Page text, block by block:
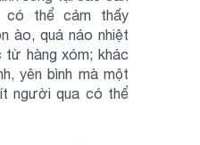
có thể cảm thấy
ào, quá náo nhiệt
từ hàng xóm; khác
yên bình mà một
người qua có thể